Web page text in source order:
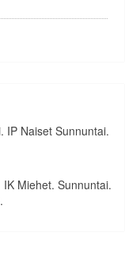
IP Naiset Sunnuntai.
Miehet. Sunnuntai.